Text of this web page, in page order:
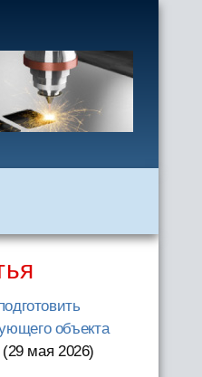
объекта
(29 мая 2026)